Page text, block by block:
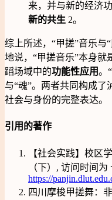
来，并与新的经济
新的共生 2。
综上所述，“甲搓”音乐与
地说，“甲搓音乐”本身就
蹈场域中的功能性应用。
与“魂”。两者共同构成了
社会与身份的完整表达。
引用的著作
【社会实践】校区
（下）, 访问时间为
https://
四川摩梭甲搓舞：